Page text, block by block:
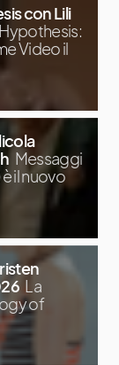
con Lili
Video il
Messaggi
il nuovo
La
of